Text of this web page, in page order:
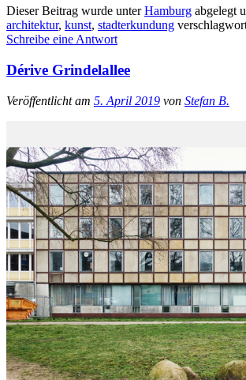
Dieser Beitrag wurde unterHamburg abgelegt
architektur, kunst, stadterkundung
Schreibe eine Antwort
Dérive Grindelallee
Veröffentlicht am 5. April 2019 von Stefan B.